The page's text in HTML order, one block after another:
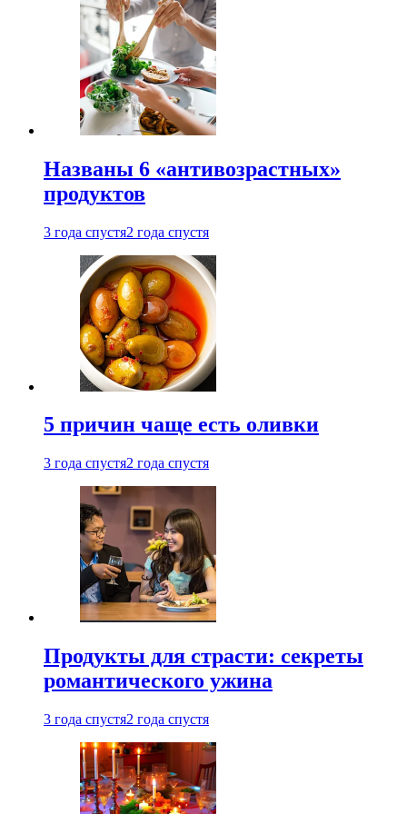
Названы 6 «антивозрастных»
продуктов
3 года спустя2 года спустя
5 причин чаще есть оливки
3 года спустя2 года спустя
Продукты для страсти: секреты
романтического ужина
3 года спустя2 года спустя